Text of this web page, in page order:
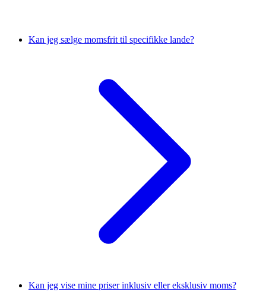
Kan jeg sælge momsfrit til specifikke lande?
Kan jeg vise mine priser inklusiv eller eksklusiv moms?